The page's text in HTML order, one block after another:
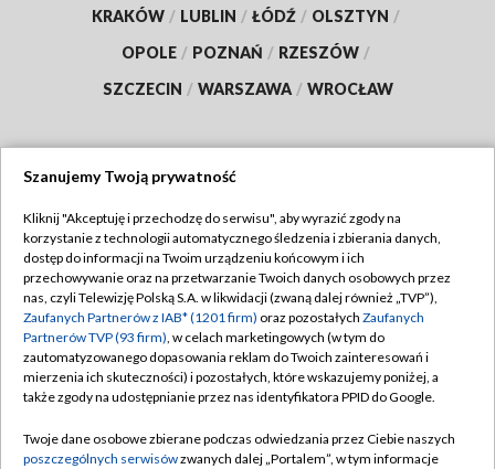
KRAKÓW / LUBLIN / ŁÓDŹ / OLSZTYN /
OPOLE / POZNAŃ / RZESZÓW /
SZCZECIN / WARSZAWA / WROCŁAW
TVP
Abonament TVP
Emisja w TVP
Centrum informacji TVP
Naziemna Telewizja Cyfrowa
Rada Programowa
Regulamin TVP
Polityka prywatności
Moje zgody
Pomoc
Kontakt
Szanujemy Twoją prywatność
Kliknij "Akceptuję i przechodzę do serwisu", aby wyrazić zgody na
korzystanie z technologii automatycznego śledzenia i zbierania danych,
dostęp do informacji na Twoim urządzeniu końcowym i ich
przechowywanie oraz na przetwarzanie Twoich danych osobowych przez
nas, czyli Telewizję Polską S.A. w likwidacji (zwaną dalej również „TVP”),
Zaufanych Partnerów z IAB* (1201 firm) oraz pozostałych Zaufanych
Partnerów TVP (93 firm), w celach marketingowych (w tym do
zautomatyzowanego dopasowania reklam do Twoich zainteresowań i
mierzenia ich skuteczności) i pozostałych, które wskazujemy poniżej, a
także zgody na udostępnianie przez nas identyfikatora PPID do Google.
Twoje dane osobowe zbierane podczas odwiedzania przez Ciebie naszych
poszczególnych serwisówzwanych dalej „Portalem”, w tym informacje